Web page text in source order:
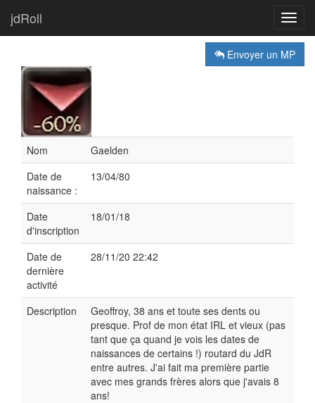
jdRoll
Envoyer un MP
Nom
Gaelden
Date de
naissance :
13/04/80
Date
d'inscription
18/01/18
Date de
dernière
activité
28/11/20 22:42
Description
Geoffroy, 38 ans et toute ses dents ou
presque. Prof de mon état IRL et vieux (pas
tant que ça quand je vois les dates de
naissances de certains !) routard du JdR
entre autres. J'ai fait ma première partie
avec mes grands frères alors que j'avais 8
ans!